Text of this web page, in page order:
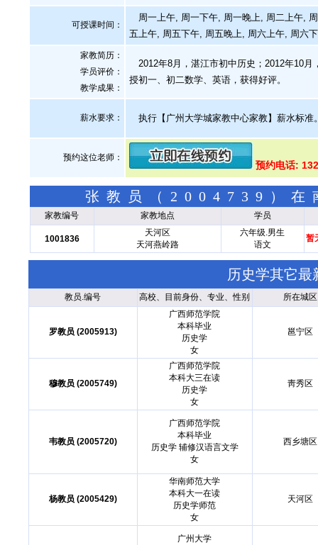
可授课时间：
周一上午, 周一下午, 周一晚上, 周二上午,
五上午, 周五下午, 周五晚上, 周六上午, 周六
家教简历：
学员评价：
教学成果：
2012年8月，湛江市初中历史；2012年10月
授初一、初二数学、英语，获得好评。
薪水要求： 执行【广州大学城家教中心家教】薪水标
预约这位老师：
预约电话:
张教员（2004739）在
家教编号 家教地点 学员
1001836
天河区
天河燕岭路
六年级.男生
语文
暂
历史学其它最
教员.编号 高校、目前身份、专业、性别 所在城区
罗教员 (2005913)
广西师范学院
本科毕业
历史学
女
邕宁区
穆教员 (2005749)
广西师范学院
本科大三在读
历史学
女
靑秀区
韦教员 (2005720)
广西师范学院
本科毕业
历史学 辅修汉语言文学
女
西乡塘区
杨教员 (2005429)
华南师范大学
本科大一在读
历史学师范
女
天河区
广州大学